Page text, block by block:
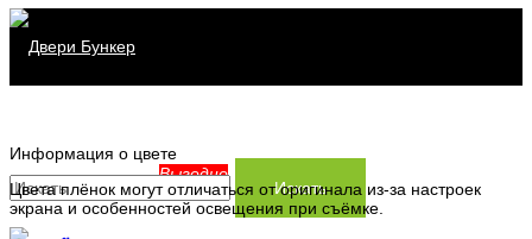
Серия Хит
РаспродажаВыгодно
Искать
Информация о цвете
Цвета плёнок могут отличаться от оригинала из-за настроек
экрана и особенностей освещения при съёмке.